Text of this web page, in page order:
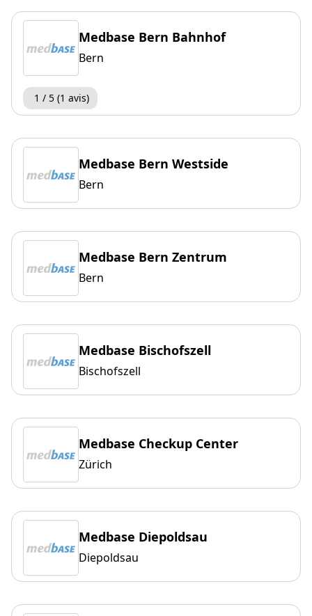
Medbase Bern Bahnhof
Bern
1 / 5 (1 avis)
Medbase Bern Westside
Bern
Medbase Bern Zentrum
Bern
Medbase Bischofszell
Bischofszell
Medbase Checkup Center
Zürich
Medbase Diepoldsau
Diepoldsau